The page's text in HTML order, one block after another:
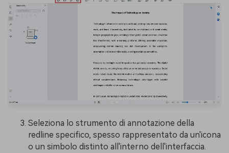
Seleziona lo strumento di annotazione della
redline specifico, spesso rappresentato da un'icona
o un simbolo distinto all'interno dell'interfaccia.